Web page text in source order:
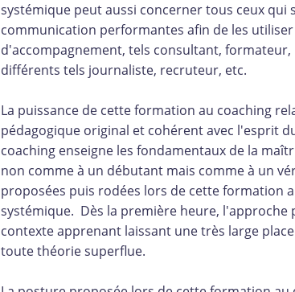
systémique peut aussi concerner tous ceux
communication performantes afin de les
d'accompagnement, tels consultant,
différents tels journaliste, recruteur, etc.
La puissance de cette formation au coaching
pédagogique original et cohérent avec l'esprit
coaching enseigne les fondamentaux de la
non comme à un débutant mais comme à un
proposées puis rodées lors de cette formation
systémique. Dès la première heure,
contexte apprenant laissant une très large
toute théorie superflue.